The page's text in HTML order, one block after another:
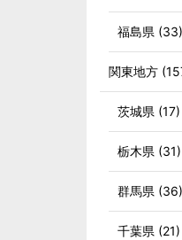
福島県 (33)
関東地方
茨城県 (17)
栃木県 (31)
群馬県 (36)
千葉県 (21)